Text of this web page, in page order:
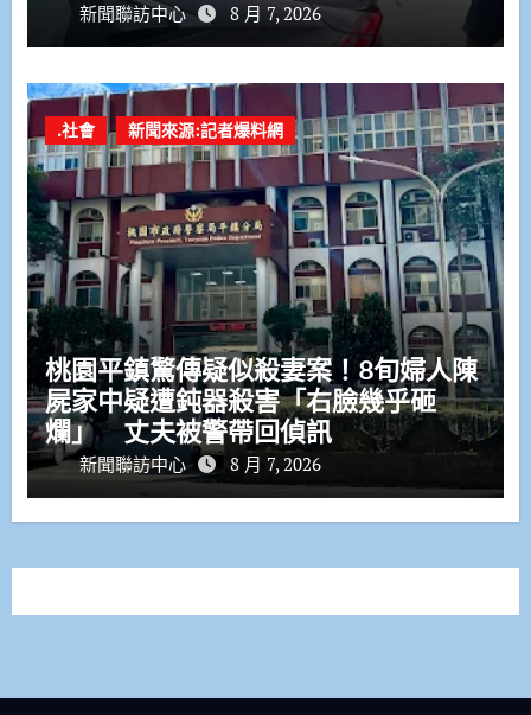
新聞聯訪中心 8 月 7, 2026
.社會 新聞來源:記者爆料網
桃園平鎮驚傳疑似殺妻案！8旬婦人陳
屍家中疑遭鈍器殺害「右臉幾乎砸
爛」 丈夫被警帶回偵訊
新聞聯訪中心 8 月 7, 2026